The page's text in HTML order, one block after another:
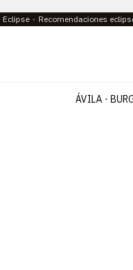
Eclipse Recomendaciones
ÁVILA